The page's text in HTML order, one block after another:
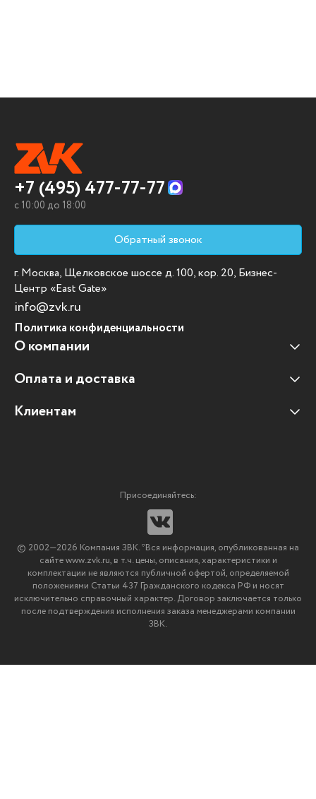
+7 (495) 477-77-77
c 10:00 до 18:00
Обратный звонок
г. Москва, Щелковское шоссе д. 100, кор. 20, Бизнес-
Центр «East Gate»
info@zvk.ru
Политика конфиденциальности
О компании
Наши клиенты
Отзывы клиентов
Оплата и доставка
Оплата и доставка
Клиентам
Мультимедийное оборудование
Импортозамещение ПО
© 2002—2026 Компания ЗВК. *Вся информация, опубликованная на
сайте www.zvk.ru, в т.ч. цены, описания, характеристики и
комплектации не являются публичной офертой, определяемой
положениями Статьи 437 Гражданского кодекса РФ и носят
исключительно справочный характер. Договор заключается только
после подтверждения исполнения заказа менеджерами компании
ЗВК.
Присоединяйтесь: